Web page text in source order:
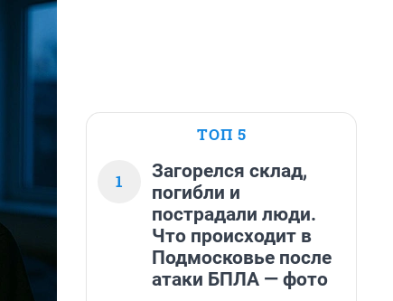
ТОП 5
1
Загорелся склад,
погибли и
пострадали люди.
Что происходит в
Подмосковье после
атаки БПЛА — фото